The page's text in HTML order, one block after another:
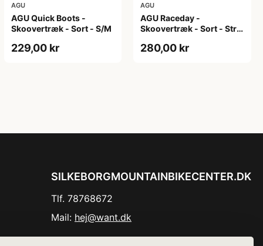
AGU
AGU Quick Boots -
Skoovertræk - Sort - S/M
229,00 kr
AGU
AGU Raceday -
Skoovertræk - Sort - Str.
280,00 kr
SILKEBORGMOUNTAINBIKECENTER.DK
Tlf. 78768672
Mail: hej@want.dk